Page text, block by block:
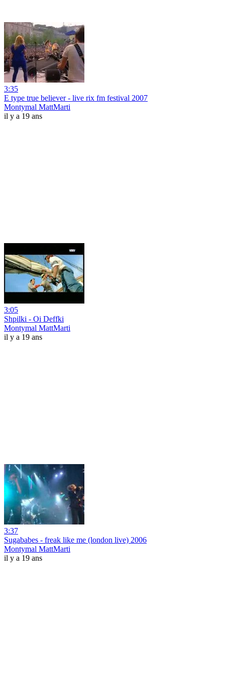
3:35
E type true believer - live rix fm festival 2007
Montymal MattMarti
il y a 19 ans
3:05
Shpilki - Oi Deffki
Montymal MattMarti
il y a 19 ans
3:37
Sugababes - freak like me (london live) 2006
Montymal MattMarti
il y a 19 ans